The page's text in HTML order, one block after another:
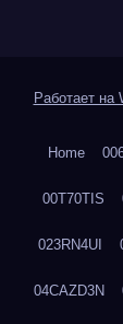
Работает на
Home
00T70TIS
023RN4UI
04CAZD3N